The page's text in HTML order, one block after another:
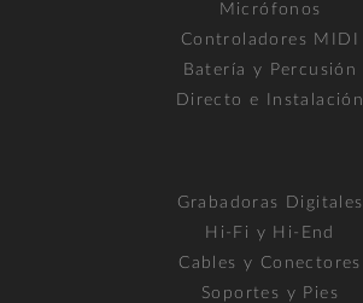
Micrófonos
Controladores MIDI
Batería y Percusión
Directo e Instalación
Grabadoras Digitales
Hi-Fi y Hi-End
Cables y Conectores
Soportes y Pies